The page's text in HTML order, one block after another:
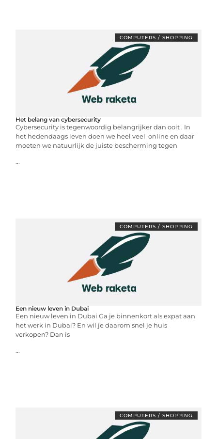
COMPUTERS / SHOPPING
Het belang van cybersecurity
Cybersecurity is tegenwoordig belangrijker dan ooit . In
het hedendaags leven doen we heel veel online en daar
moeten we natuurlijk de juiste bescherming tegen
...
COMPUTERS / SHOPPING
Een nieuw leven in Dubai
Een nieuw leven in Dubai Ga je binnenkort als expat aan
het werk in Dubai? En wil je daarom snel je huis
verkopen? Dan is
...
COMPUTERS / SHOPPING